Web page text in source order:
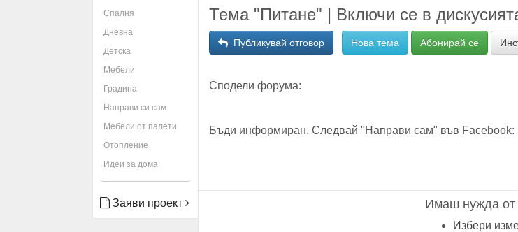
Спалня
Дневна
Детска
Мебели
Градина
Направи си сам
Мебели от палети
Отопление
Идеи за дома
Заяви проект
Тема "Питане" | Включи се в
Публикувай отговор Нова тема Абонирай се
Сподели форума:
Бъди информиран. Следвай "Направи сам" във Facebook:
Имаш нужда от
Избери